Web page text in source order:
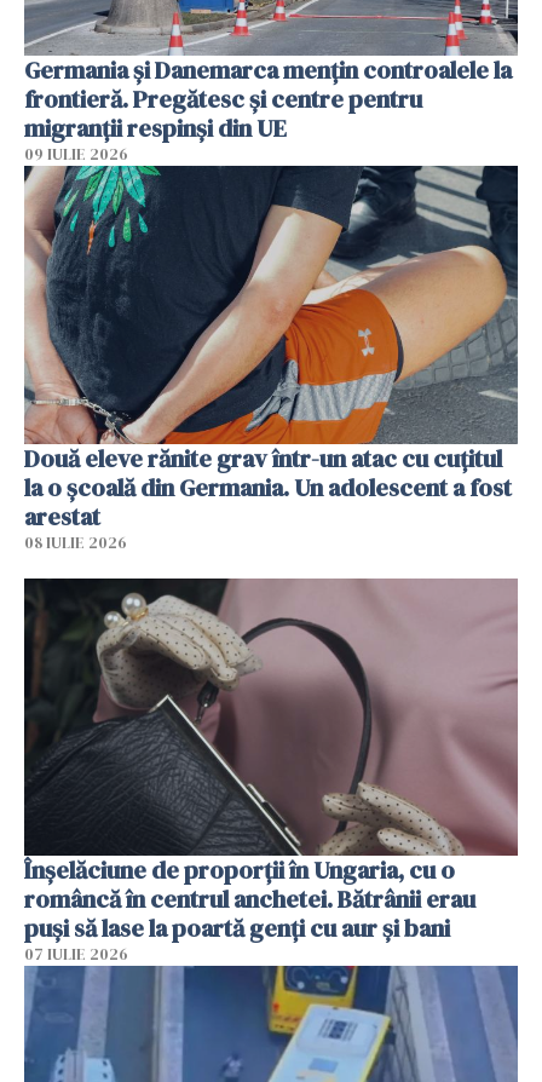
Germania și Danemarca mențin controalele la
frontieră. Pregătesc și centre pentru
migranții respinși din UE
09 IULIE 2026
Două eleve rănite grav într-un atac cu cuțitul
la o școală din Germania. Un adolescent a fost
arestat
08 IULIE 2026
Înșelăciune de proporții în Ungaria, cu o
româncă în centrul anchetei. Bătrânii erau
puși să lase la poartă genți cu aur și bani
07 IULIE 2026